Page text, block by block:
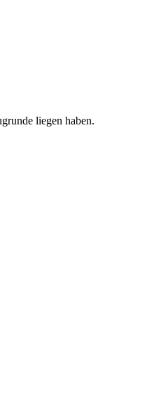
liegen haben.